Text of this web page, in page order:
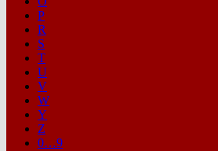
P
R
S
T
U
V
W
Y
Z
0…9